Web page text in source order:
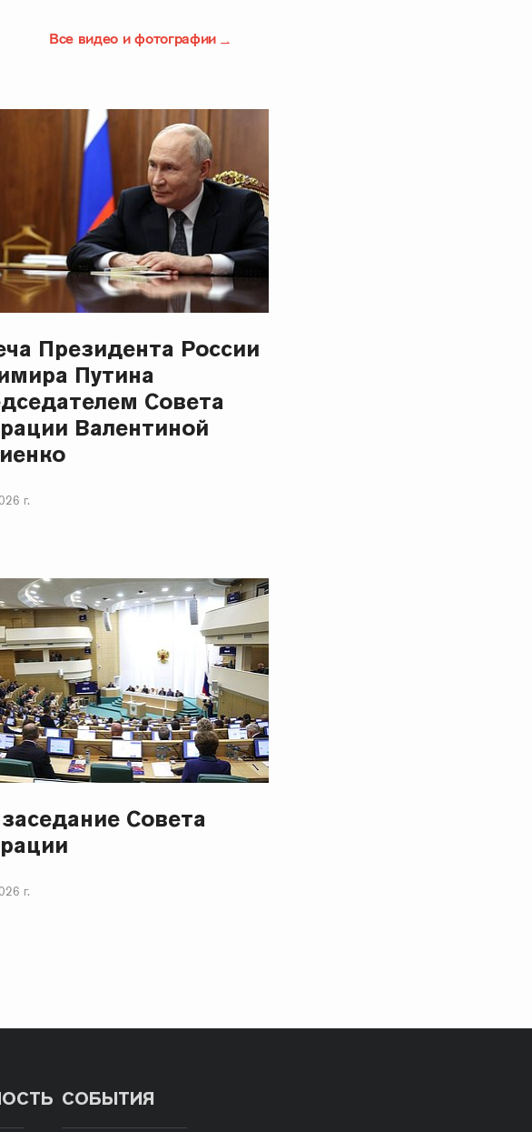
Все видео и фотографии
Президента России
Путина
Совета
Валентиной
г.
заседание Совета
г.
СОБЫТИЯ